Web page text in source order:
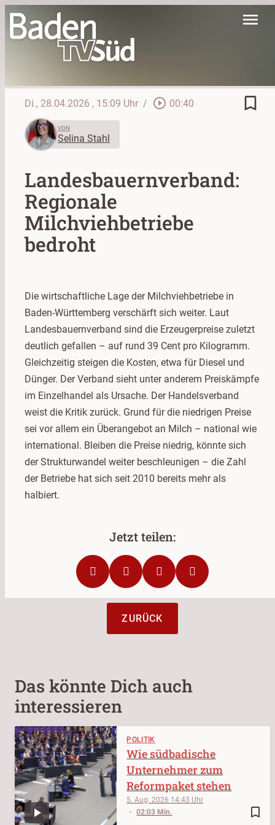
menu
Di., 28.04.2026 , 15:09 Uhr / play_circle_outline 00:40 bookmark_border
VON
Selina Stahl
Landesbauernverband:
Regionale
Milchviehbetriebe
bedroht
Die wirtschaftliche Lage der Milchviehbetriebe in
Baden-Württemberg verschärft sich weiter. Laut
Landesbauernverband sind die Erzeugerpreise zuletzt
deutlich gefallen – auf rund 39 Cent pro Kilogramm.
Gleichzeitig steigen die Kosten, etwa für Diesel und
Dünger. Der Verband sieht unter anderem Preiskämpfe
im Einzelhandel als Ursache. Der Handelsverband
weist die Kritik zurück. Grund für die niedrigen Preise
sei vor allem ein Überangebot an Milch – national wie
international. Bleiben die Preise niedrig, könnte sich
der Strukturwandel weiter beschleunigen – die Zahl
der Betriebe hat sich seit 2010 bereits mehr als
halbiert.
ZURÜCK
Das könnte Dich auch
interessieren
POLITIK
bookmark_border
5. Aug. 2026 14:43
02:03 Min.
Wie südbadische
Unternehmer zum
Reformpaket stehen